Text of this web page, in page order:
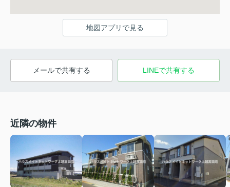
地図アプリで見る
メールで共有する LINEで共有する
近隣の物件